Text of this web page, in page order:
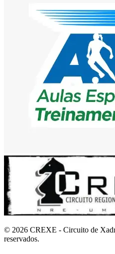
© 2026 CREXE - Circuito de
reservados.